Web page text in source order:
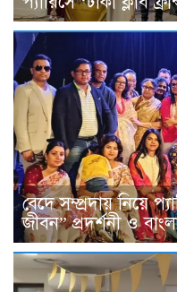
বেদে সম্প্রদায় নিয়ে
জীবন” প্রদর্শনী ও